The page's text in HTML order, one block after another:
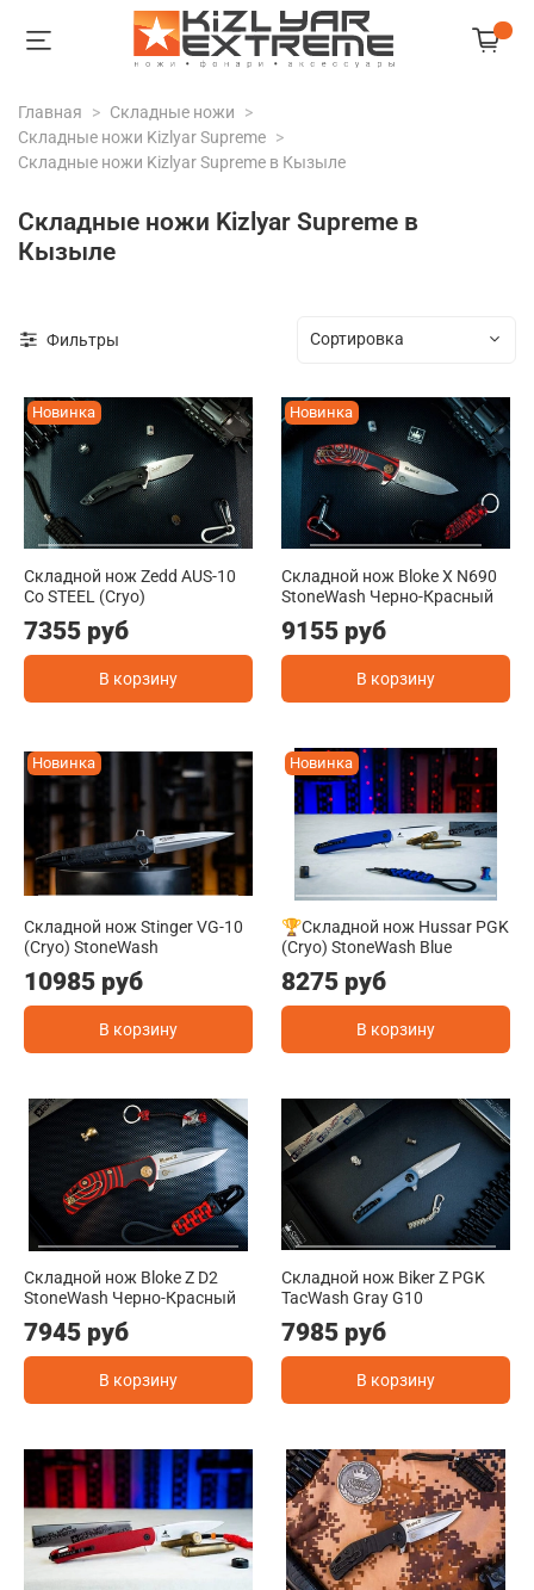
Главная
Складные ножи
Складные ножи Kizlyar Supreme
Складные ножи Kizlyar Supreme в Кызыле
Складные ножи Kizlyar Supreme в
Кызыле
Фильтры
Новинка
Складной нож Zedd AUS-10
Co STEEL (Cryo)
7355 руб
В корзину
Новинка
Складной нож Bloke X N690
StoneWash Черно-Красный
9155 руб
В корзину
Новинка
Складной нож Stinger VG-10
(Cryo) StoneWash
10985 руб
В корзину
Новинка
🏆Складной нож Hussar PGK
(Cryo) StoneWash Blue
8275 руб
В корзину
Складной нож Bloke Z D2
StoneWash Черно-Красный
7945 руб
В корзину
Складной нож Biker Z PGK
TacWash Gray G10
7985 руб
В корзину